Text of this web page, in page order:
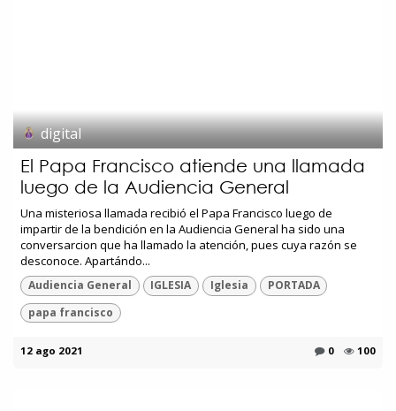
digital
El Papa Francisco atiende una llamada
luego de la Audiencia General
Una misteriosa llamada recibió el Papa Francisco luego de
impartir de la bendición en la Audiencia General ha sido una
conversarcion que ha llamado la atención, pues cuya razón se
desconoce. Apartándo...
Audiencia General IGLESIA Iglesia
PORTADA
papa francisco
12 ago 2021 0 100